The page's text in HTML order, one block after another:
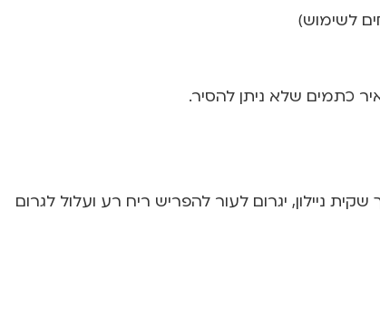
לשימוש)
כתמים שלא ניתן להסיר.
ניילון, יגרום לעור להפריש ריח רע ועלול לגרום